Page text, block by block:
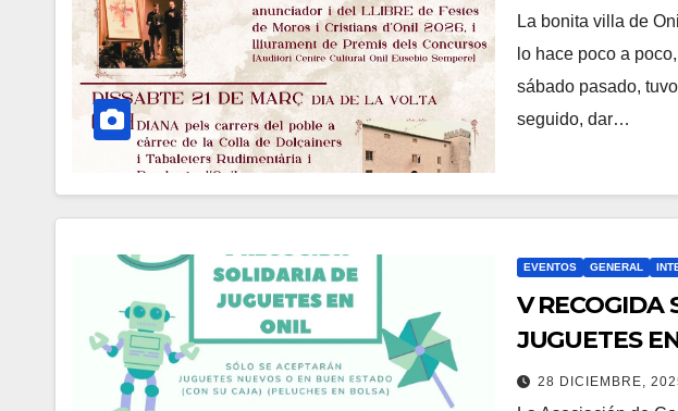
La bonita villa de
lo hace poco a
sábado pasado,
seguido, dar…
EVENTOS GENERAL
V RECOGIDA
JUGUETES
28 DICIEMBRE,